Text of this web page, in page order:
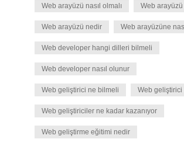
Web arayüzü nasıl olmalı Web
Web arayüzü nedir Web arayüzüne
Web developer hangi dilleri bilmeli
Web developer nasıl olunur
Web geliştirici ne bilmeli Web geliştirici
Web geliştiriciler ne kadar kazanıyor
Web geliştirme eğitimi nedir